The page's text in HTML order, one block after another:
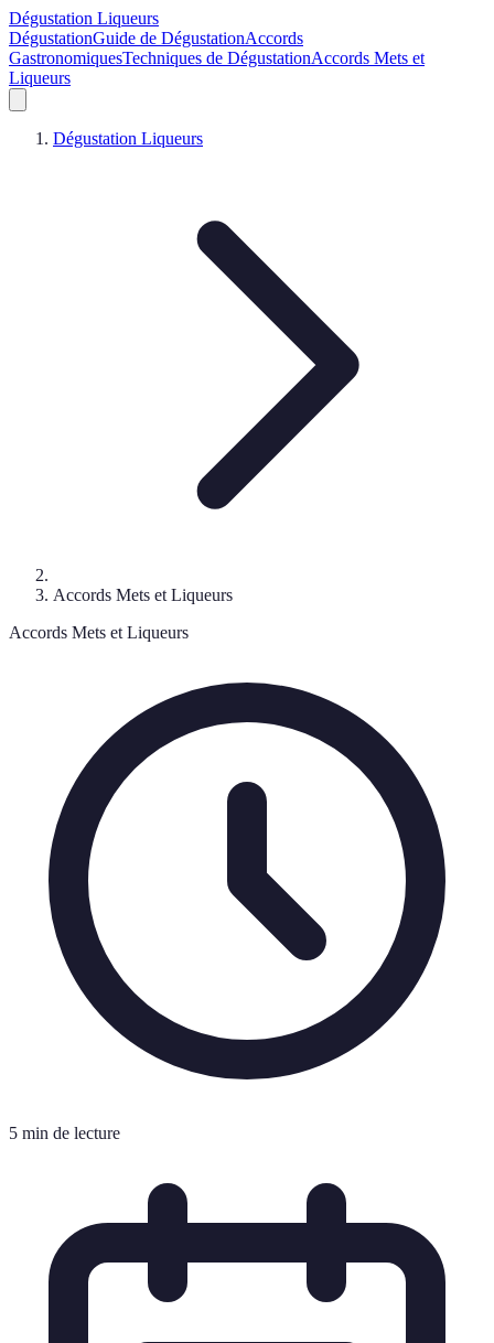
Dégustation Liqueurs
DégustationGuide de DégustationAccords
GastronomiquesTechniques de DégustationAccords Mets et
Liqueurs
Dégustation Liqueurs
Accords Mets et Liqueurs
Accords Mets et Liqueurs
5 min de lecture